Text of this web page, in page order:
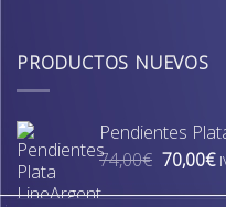
PRODUCTOS NUEVOS
Pendientes
74,00€ El
70,00€El